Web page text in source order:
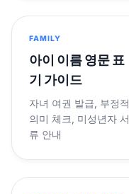
FAMILY
아이 이름 영문 표
기 가이드
자녀 여권 발급, 부정적
의미 체크, 미성년자 서
류 안내